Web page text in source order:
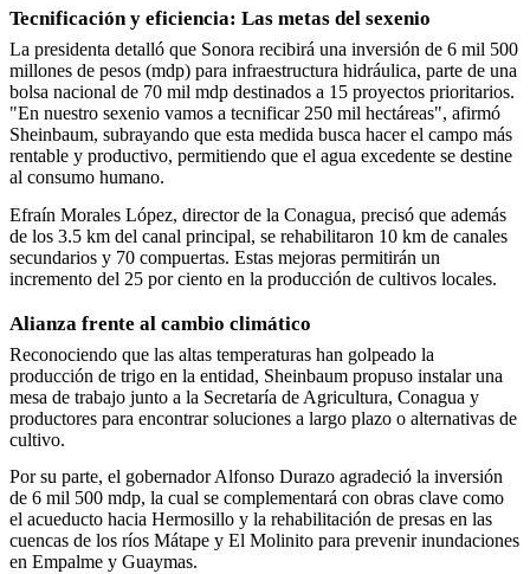
Tecnificación y eficiencia: Las metas del sexenio
La presidenta detalló que Sonora recibirá una inversión de 6 mil 500
millones de pesos (mdp) para infraestructura hidráulica, parte de una
bolsa nacional de 70 mil mdp destinados a 15 proyectos prioritarios.
"En nuestro sexenio vamos a tecnificar 250 mil hectáreas", afirmó
Sheinbaum, subrayando que esta medida busca hacer el campo más
rentable y productivo, permitiendo que el agua excedente se destine
al consumo humano.
Efraín Morales López, director de la Conagua, precisó que además
de los 3.5 km del canal principal, se rehabilitaron 10 km de canales
secundarios y 70 compuertas. Estas mejoras permitirán un
incremento del 25 por ciento en la producción de cultivos locales.
Alianza frente al cambio climático
Reconociendo que las altas temperaturas han golpeado la
producción de trigo en la entidad, Sheinbaum propuso instalar una
mesa de trabajo junto a la Secretaría de Agricultura, Conagua y
productores para encontrar soluciones a largo plazo o alternativas de
cultivo.
Por su parte, el gobernador Alfonso Durazo agradeció la inversión
de 6 mil 500 mdp, la cual se complementará con obras clave como
el acueducto hacia Hermosillo y la rehabilitación de presas en las
cuencas de los ríos Mátape y El Molinito para prevenir inundaciones
en Empalme y Guaymas.